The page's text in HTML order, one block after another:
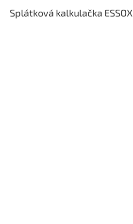
Splátková kalkulačka ESSOX